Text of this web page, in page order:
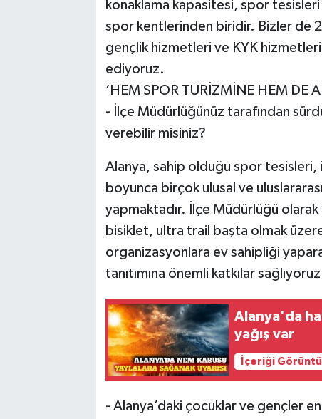
konaklama kapasitesi, spor
spor kentlerinden biridir. Bizler de
gençlik hizmetleri ve KYK
ediyoruz.
‘HEM SPOR TURİZMİNE HEM DE
- İlçe Müdürlüğünüz tarafından
verebilir misiniz?
Alanya, sahip olduğu spor tesisleri,
boyunca birçok ulusal ve
yapmaktadır. İlçe Müdürlüğü
bisiklet, ultra trail başta olmak
organizasyonlara ev sahipliği
tanıtımına önemli katkılar
Alanya'da
yağış var
İçeriği
- Alanya’daki çocuklar ve gençler